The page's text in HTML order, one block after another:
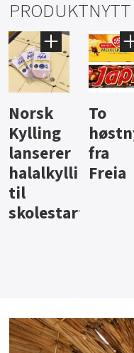
PRODUKTNYTT
Knalltall
for Açai
Bowl
Aass vil
bli
i lite-